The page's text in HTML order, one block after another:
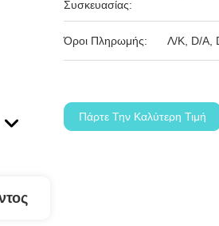
Συσκευασίας:
Όροι Πληρωμής: Λ/Κ, D/A,
Πάρτε Την Καλύτερη Τιμή